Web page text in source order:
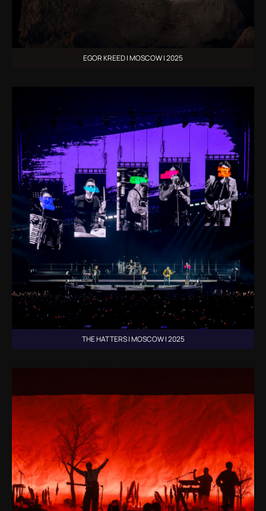
EGOR KREED | MOSCOW | 2025
THE HATTERS | MOSCOW | 2025